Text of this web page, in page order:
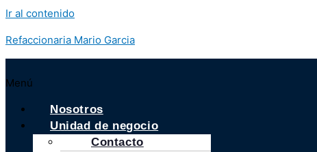
Ir al contenido
Refaccionaria Mario Garcia
Menú
Nosotros
Unidad de negocio
Contacto